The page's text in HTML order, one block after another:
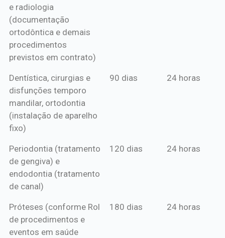
e radiologia
(documentação
ortodôntica e demais
procedimentos
previstos em contrato)
Dentística, cirurgias e
disfunções temporo
mandilar, ortodontia
(instalação de aparelho
fixo)
90 dias 24 horas
Periodontia (tratamento
de gengiva) e
endodontia (tratamento
de canal)
120 dias 24 horas
Próteses (conforme Rol
de procedimentos e
eventos em saúde
180 dias 24 horas